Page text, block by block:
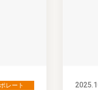
レート